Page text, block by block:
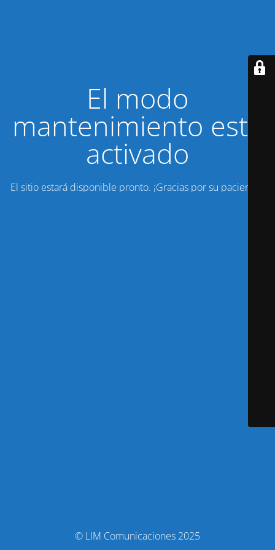
El modo
mantenimiento está
activado
El sitio estará disponible pronto. ¡Gracias por su paciencia!
© LIM Comunicaciones 2025